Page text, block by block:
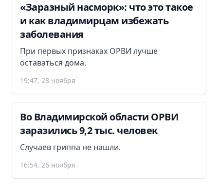
«Заразный насморк»: что это такое
и как владимирцам избежать
заболевания
При первых признаках ОРВИ лучше
оставаться дома.
19:47, 28 ноября
Во Владимирской области ОРВИ
заразились 9,2 тыс. человек
Случаев гриппа не нашли.
16:54, 26 ноября